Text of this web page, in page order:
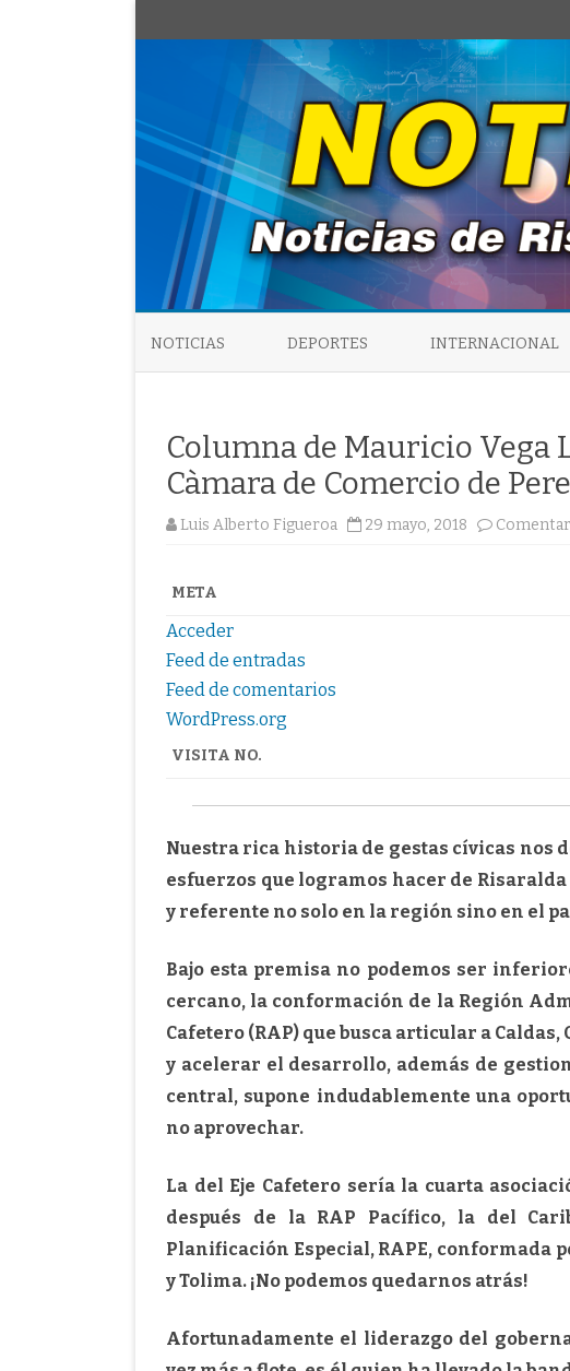
NOTICIAS DEPORTES INTERNACIONAL
Columna de Mauricio Vega
Càmara de Comercio de
Luis Alberto Figueroa 29 mayo, 2018
META
Acceder
Feed de entradas
Feed de comentarios
WordPress.org
VISITA NO.
Nuestra rica historia de gestas cívicas nos
esfuerzos que logramos hacer de
y referente no solo en la región sino en el
Bajo esta premisa no podemos ser
cercano, la conformación de la Región
Cafetero (RAP) que busca articular a
y acelerar el desarrollo, además de
central, supone indudablemente una
no aprovechar.
La del Eje Cafetero sería la cuarta
después de la RAP Pacífico, la del
Planificación Especial, RAPE, conformada
y Tolima. ¡No podemos quedarnos atrás!
Afortunadamente el liderazgo del